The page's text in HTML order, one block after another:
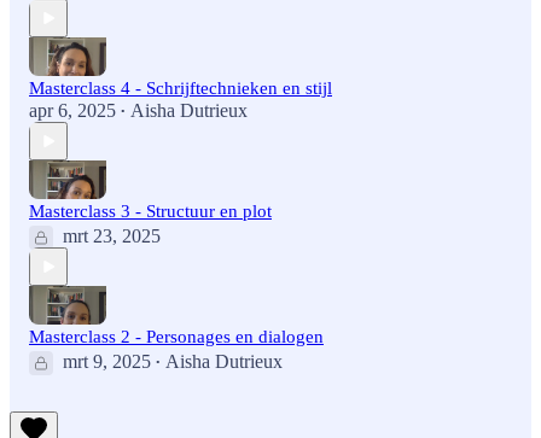
Masterclass 4 - Schrijftechnieken en stijl
apr 6, 2025 • Aisha Dutrieux
Masterclass 3 - Structuur en plot
mrt 23, 2025
Masterclass 2 - Personages en dialogen
mrt 9, 2025 • Aisha Dutrieux